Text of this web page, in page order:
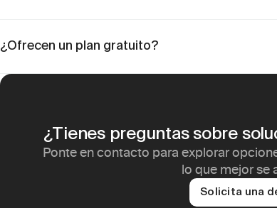
¿Ofrecen un plan gratuito?
¿Tienes preguntas sobre
Ponte en contacto para explorar
lo que mejor se
Solicita una